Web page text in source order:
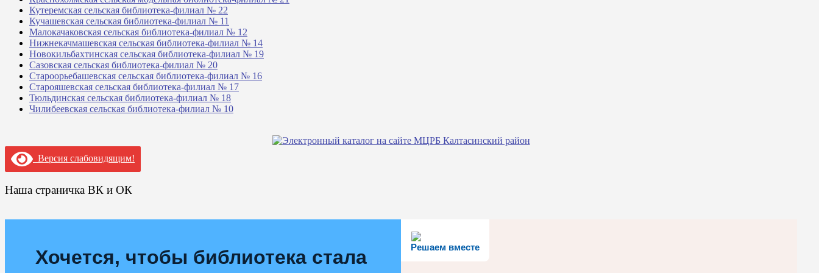
Кутеремская сельская библиотека-филиал № 22
Кучашевская сельская библиотека-филиал № 11
Малокачаковская сельская библиотека-филиал № 12
Нижнекачмашевская сельская библиотека-филиал № 14
Новокильбахтинская сельская библиотека-филиал № 19
Сазовская сельская библиотека-филиал № 20
Староорьебашевская сельская библиотека-филиал № 16
Старояшевская сельская библиотека-филиал № 17
Тюльдинская сельская библиотека-филиал № 18
Чилибеевская сельская библиотека-филиал № 10
Версия слабовидящим!
Наша страничка ВК и ОК
Решаем вместе
Хочется, чтобы библиотека стала